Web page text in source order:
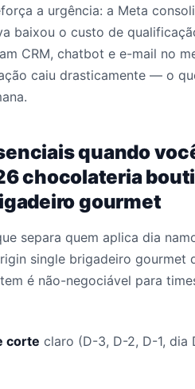
a urgência: a Meta
baixou o custo de
CRM, chatbot e e-mail no
caiu drasticamente — o
quando
chocolateria
gourmet
separa quem aplica dia
single brigadeiro gourmet
é não-negociável para
corte claro (D-3, D-2, D-1, dia